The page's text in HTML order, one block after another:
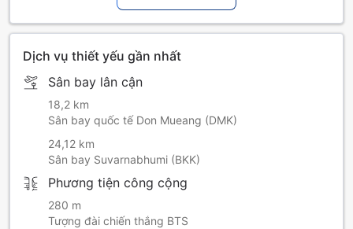
Dịch vụ thiết yếu gần nhất
Sân bay lân cận
18,2 km
Sân bay quốc tế Don Mueang (DMK)
24,12 km
Sân bay Suvarnabhumi (BKK)
Phương tiện công cộng
280 m
Tượng đài chiến thắng BTS